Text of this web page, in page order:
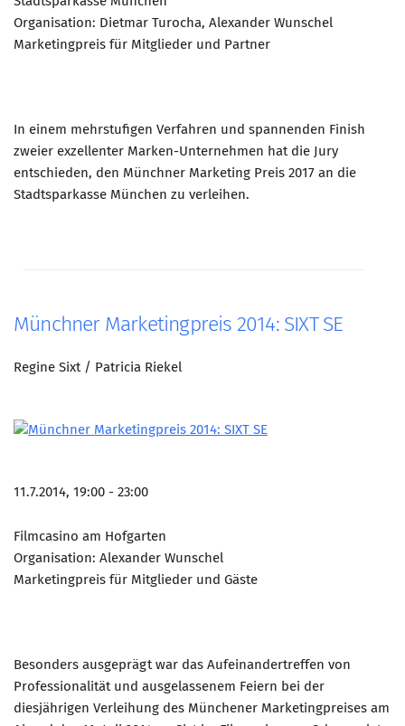
Organisation: Dietmar Turocha, Alexander Wunschel
Marketingpreis für Mitglieder und Partner
In einem mehrstufigen Verfahren und spannenden Finish
zweier exzellenter Marken-Unternehmen hat die Jury
entschieden, den Münchner Marketing Preis 2017 an die
Stadtsparkasse München zu verleihen.
Münchner Marketingpreis 2014: SIXT SE
Regine Sixt / Patricia Riekel
11.7.2014, 19:00 - 23:00
Filmcasino am Hofgarten
Organisation: Alexander Wunschel
Marketingpreis für Mitglieder und Gäste
Besonders ausgeprägt war das Aufeinandertreffen von
Professionalität und ausgelassenem Feiern bei der
diesjährigen Verleihung des Münchener Marketingpreises am